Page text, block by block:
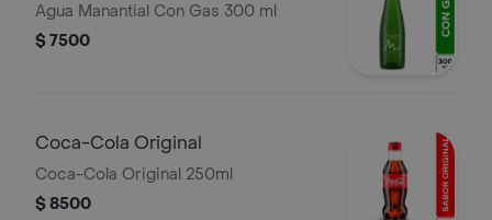
Agua Manantial Con Gas 300 ml
$ 7500
Coca-Cola Original
Coca-Cola Original 250ml
$ 8500